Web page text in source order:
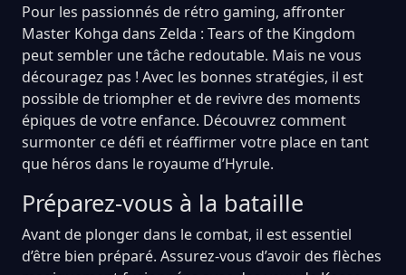
Pour les passionnés de rétro gaming, affronter
Master Kohga dans Zelda : Tears of the Kingdom
peut sembler une tâche redoutable. Mais ne vous
découragez pas ! Avec les bonnes stratégies, il est
possible de triompher et de revivre des moments
épiques de votre enfance. Découvrez comment
surmonter ce défi et réaffirmer votre place en tant
que héros dans le royaume d’Hyrule.
Préparez-vous à la bataille
Avant de plonger dans le combat, il est essentiel
d’être bien préparé. Assurez-vous d’avoir des flèches